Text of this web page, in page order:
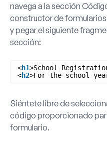
navega a la sección
constructor de
y pegar el siguiente
sección:
<h1>School
<h2>For the school
Siéntete libre de
código proporcionado
formulario.